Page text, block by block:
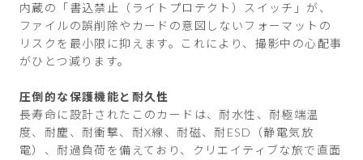
内蔵の「書込禁止（ライトプロテクト）スイッチ」が、
ファイルの誤削除やカードの意図しないフォーマットの
リスクを最小限に抑えます。これにより、撮影中の心配事
がひとつ減ります。
圧倒的な保護機能と耐久性
長寿命に設計されたこのカードは、耐水性、耐極端温
度、耐塵、耐衝撃、耐X線、耐磁、耐ESD（静電気放
電）、耐過負荷を備えており、クリエイティブな旅で直面